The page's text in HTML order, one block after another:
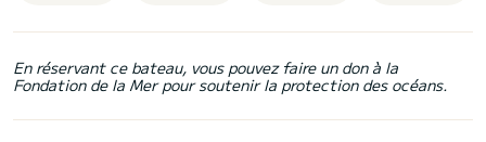
En réservant ce bateau, vous pouvez faire un don à la
Fondation de la Mer pour soutenir la protection des océans.